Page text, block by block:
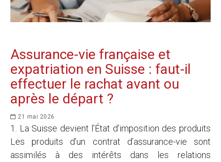
Assurance-vie française et
expatriation en Suisse : faut-il
effectuer le rachat avant ou
après le départ ?
21 mai 2026
1. La Suisse devient l’État d’imposition des produits
Les produits d’un contrat d’assurance-vie sont
assimilés à des intérêts dans les relations